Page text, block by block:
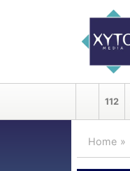
112
Home